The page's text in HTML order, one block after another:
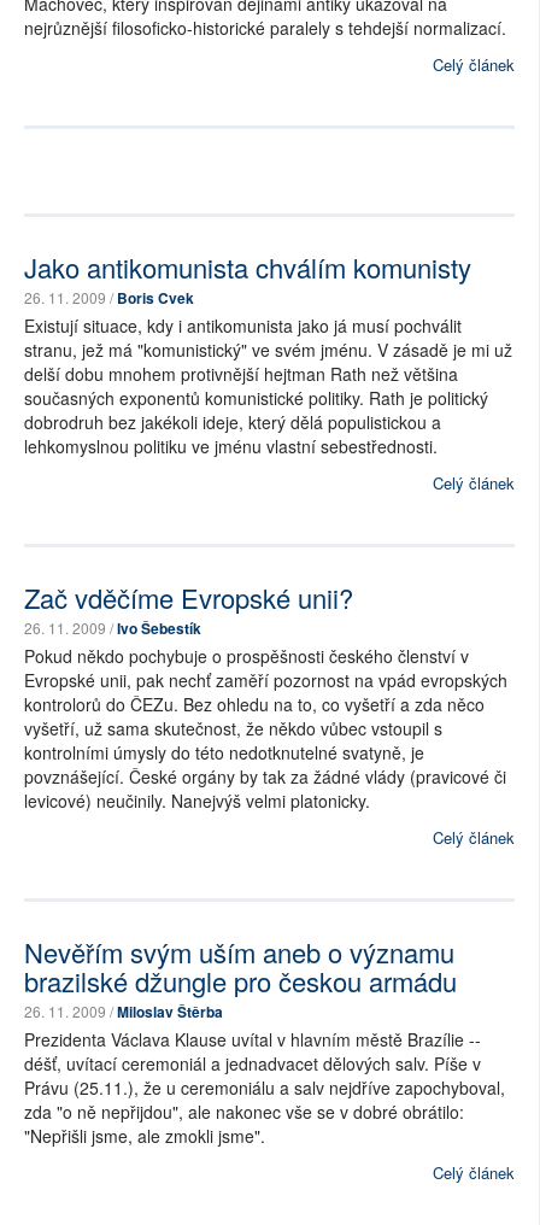
nejrůznější filosoficko-historické paralely s tehdejší normalizací.
Celý článek
Jako antikomunista chválím komunisty
26. 11. 2009 /Boris Cvek
Existují situace, kdy i antikomunista jako já musí pochválit
stranu, jež má "komunistický" ve svém jménu. V zásadě je mi už
delší dobu mnohem protivnější hejtman Rath než většina
současných exponentů komunistické politiky. Rath je politický
dobrodruh bez jakékoli ideje, který dělá populistickou a
lehkomyslnou politiku ve jménu vlastní sebestřednosti.
Celý článek
Zač vděčíme Evropské unii?
26. 11. 2009 /Ivo Šebestík
Pokud někdo pochybuje o prospěšnosti českého členství v
Evropské unii, pak nechť zaměří pozornost na vpád evropských
kontrolorů do ČEZu. Bez ohledu na to, co vyšetří a zda něco
vyšetří, už sama skutečnost, že někdo vůbec vstoupil s
kontrolními úmysly do této nedotknutelné svatyně, je
povznášející. České orgány by tak za žádné vlády (pravicové či
levicové) neučinily. Nanejvýš velmi platonicky.
Celý článek
Nevěřím svým uším aneb o významu
brazilské džungle pro českou armádu
26. 11. 2009 /Miloslav Štěrba
Prezidenta Václava Klause uvítal v hlavním městě Brazílie --
déšť, uvítací ceremoniál a jednadvacet dělových salv. Píše v
Právu (25.11.), že u ceremoniálu a salv nejdříve zapochyboval,
zda "o ně nepřijdou", ale nakonec vše se v dobré obrátilo:
"Nepřišli jsme, ale zmokli jsme".
Celý článek